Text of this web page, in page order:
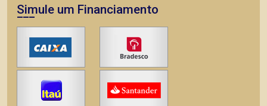
Simule um Financiamento